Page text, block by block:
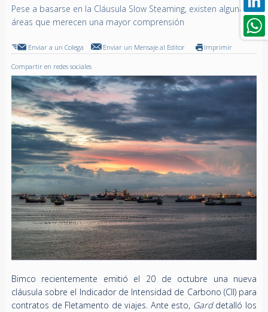
Pese a basarse en la Cláusula Slow Steaming, existen algunas
áreas que merecen una mayor comprensión
Enviar a un Colega Enviar un Mensaje al Editor Imprimir
Compartir en redes sociales
Bimco recientemente emitió el 20 de octubre una nueva
cláusula sobre el Indicador de Intensidad de Carbono (CII) para
contratos de Fletamento de viajes. Ante esto, Gard detalló los